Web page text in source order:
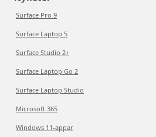
Surface Pro 9
Surface Laptop 5
Surface Studio 2+
Surface Laptop Go 2
Surface Laptop Studio
Microsoft 365
Windows 11-appar